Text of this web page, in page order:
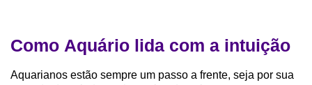
Como Aquário lida com a intuição
Aquarianos estão sempre um passo a frente, seja por sua